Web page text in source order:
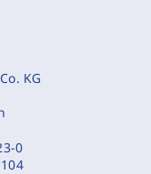
KG
0